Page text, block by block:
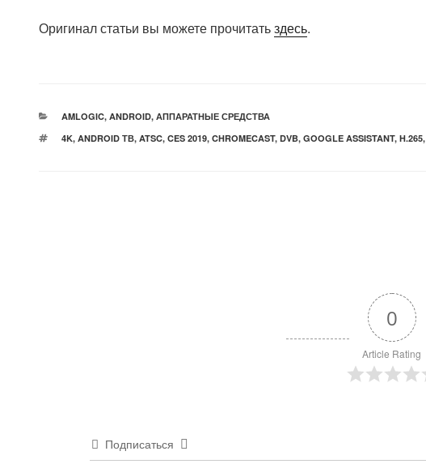
Оригинал статьи вы можете прочитатьздесь.
РУБРИКИ
AMLOGIC, ANDROID, АППАРАТНЫЕ СРЕДСТВА
МЕТКИ
4K, ANDROID ТВ, ATSC, CES 2019, CHROMECAST, DVB, GOOGLE ASSISTANT, H.265,
0
Article Rating
Подписаться